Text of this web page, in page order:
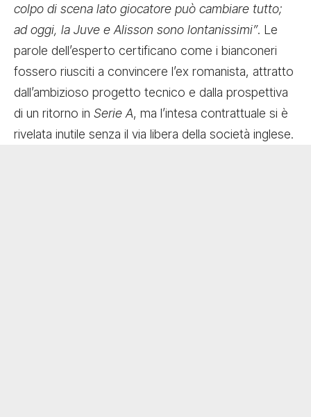
colpo di scena lato giocatore può cambiare tutto;
ad oggi, la Juve e Alisson sono lontanissimi”. Le
parole dell’esperto certificano come i bianconeri
fossero riusciti a convincere l’ex romanista, attratto
dall’ambizioso progetto tecnico e dalla prospettiva
di un ritorno in Serie A, ma l’intesa contrattuale si è
rivelata inutile senza il via libera della società inglese.